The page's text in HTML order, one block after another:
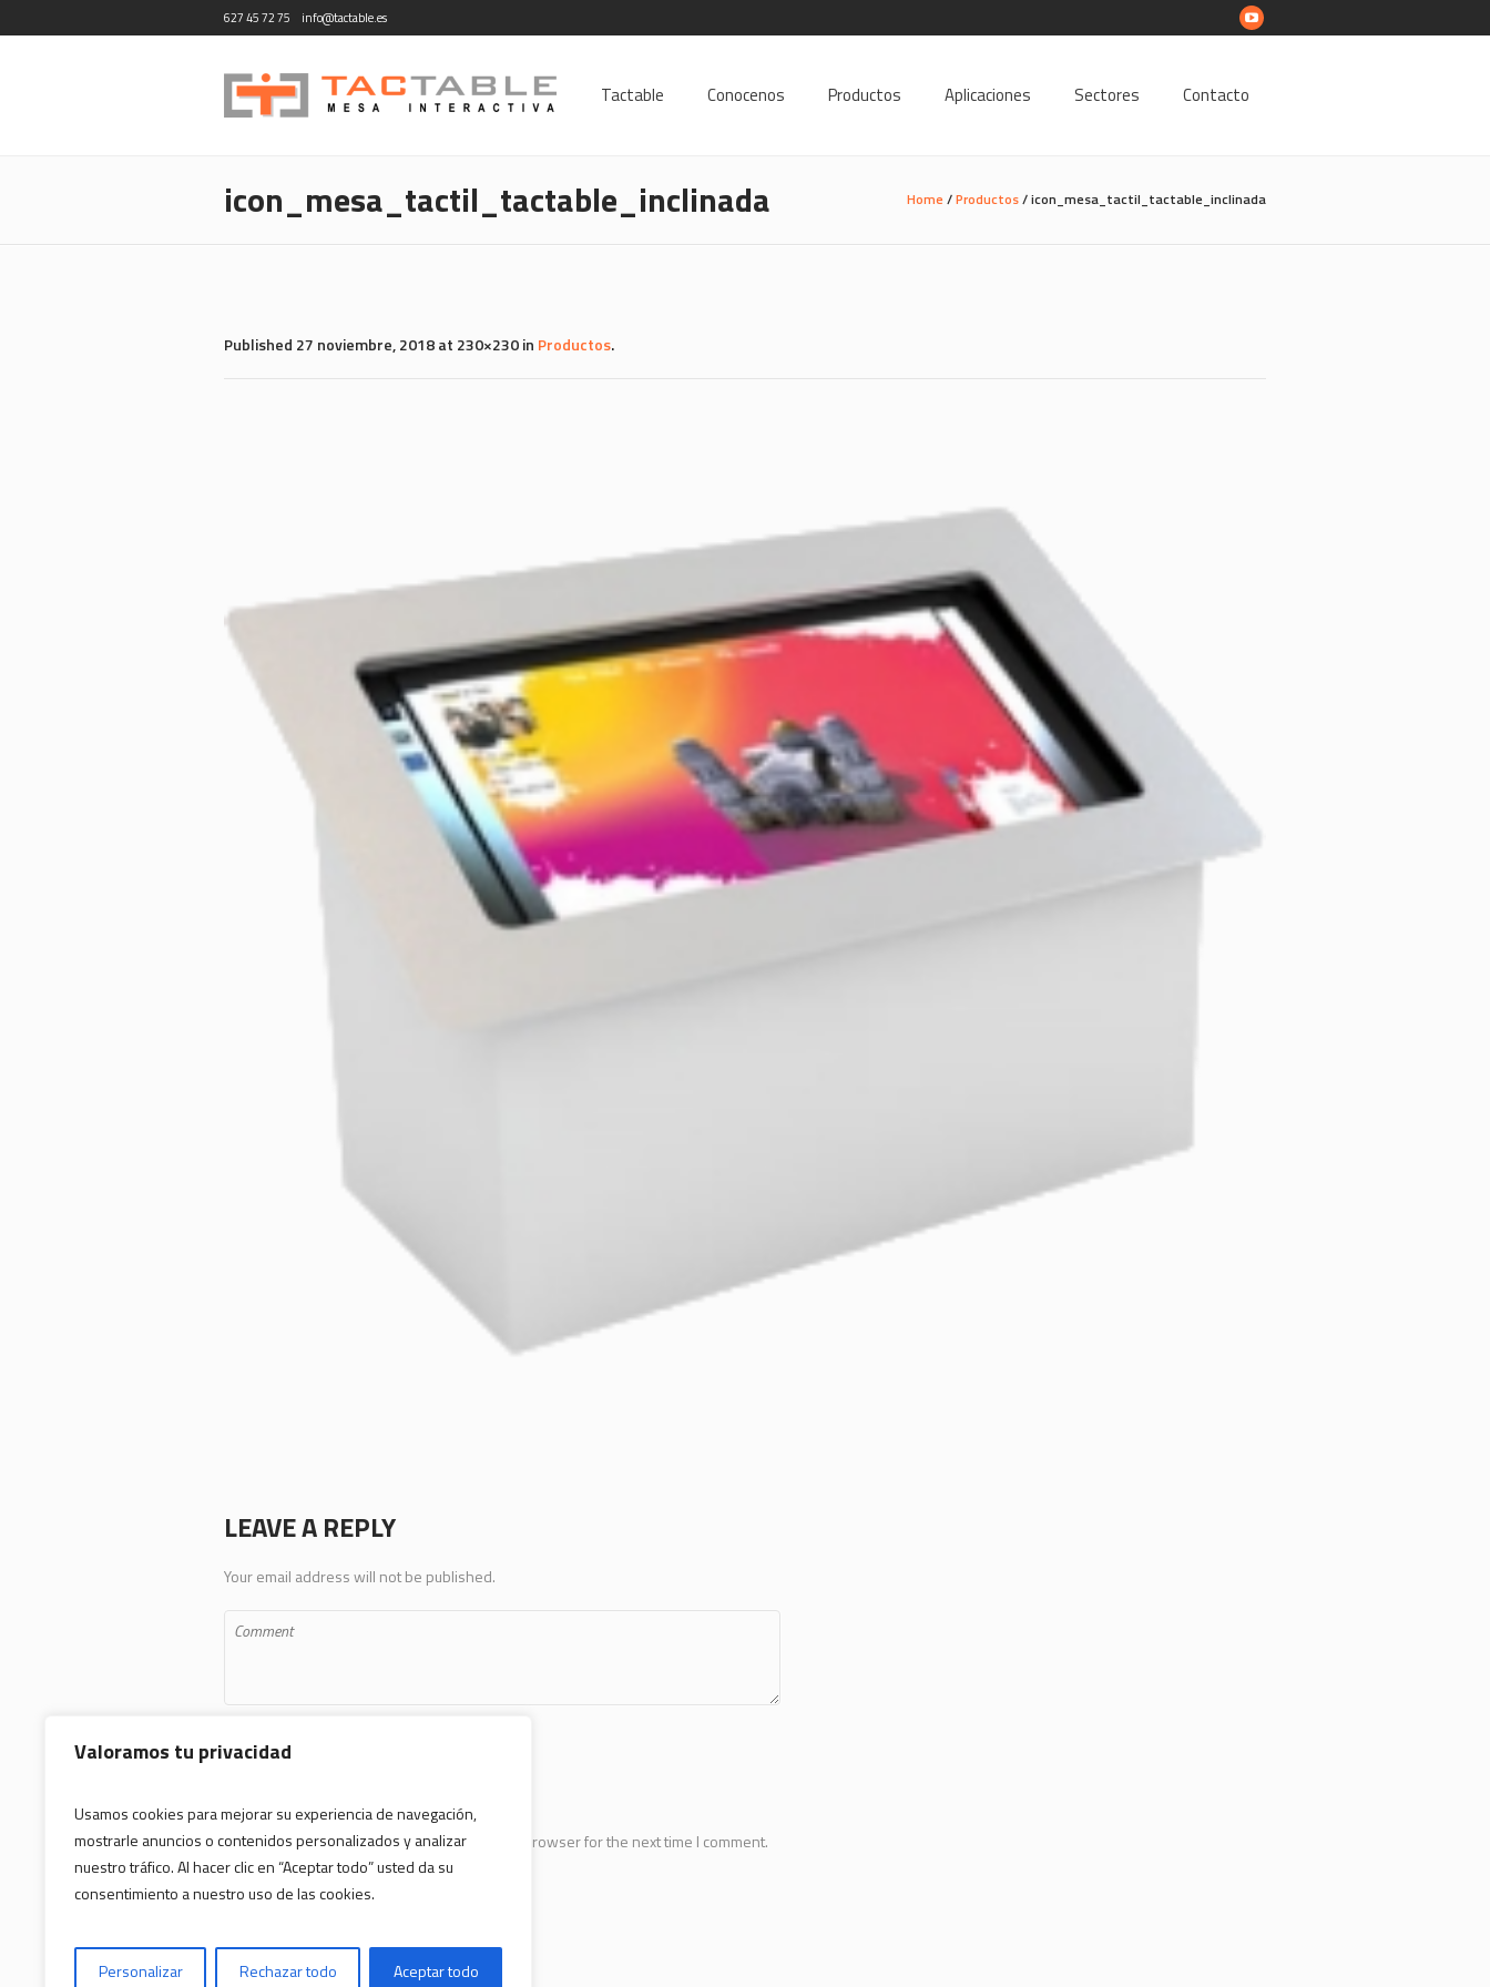
Valoramos tu privacidad
Usamos cookies para mejorar su experiencia de navegación,
mostrarle anuncios o contenidos personalizados y analizar
nuestro tráfico. Al hacer clic en “Aceptar todo” usted da su
consentimiento a nuestro uso de las cookies.
Personalizar Rechazar todo Aceptar todo
627 45 72 75 info@tactable.es
Tactable Conocenos Productos Aplicaciones Sectores Contacto
icon_mesa_tactil_tactable_inclinada Home /Productos/icon_mesa_tactil_tactable_inclinada
Published 27 noviembre, 2018at 230×230 in Productos.
LEAVE A REPLY
Your email address will not be published.
Save my name, email, and website in this browser for the next time I comment.